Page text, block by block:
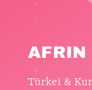
AFRIN
Türkei &